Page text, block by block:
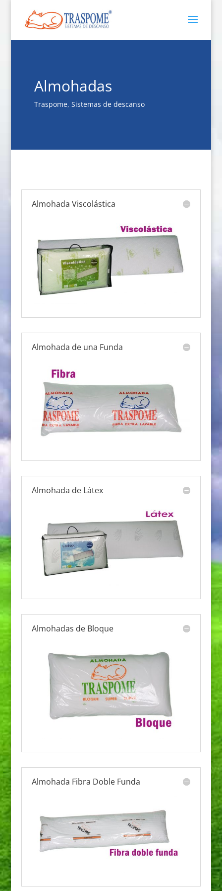
Almohadas
Traspome, Sistemas de descanso
Almohada Viscolástica
Almohada de una Funda
Almohada de Látex
Almohadas de Bloque
Almohada Fibra Doble Funda